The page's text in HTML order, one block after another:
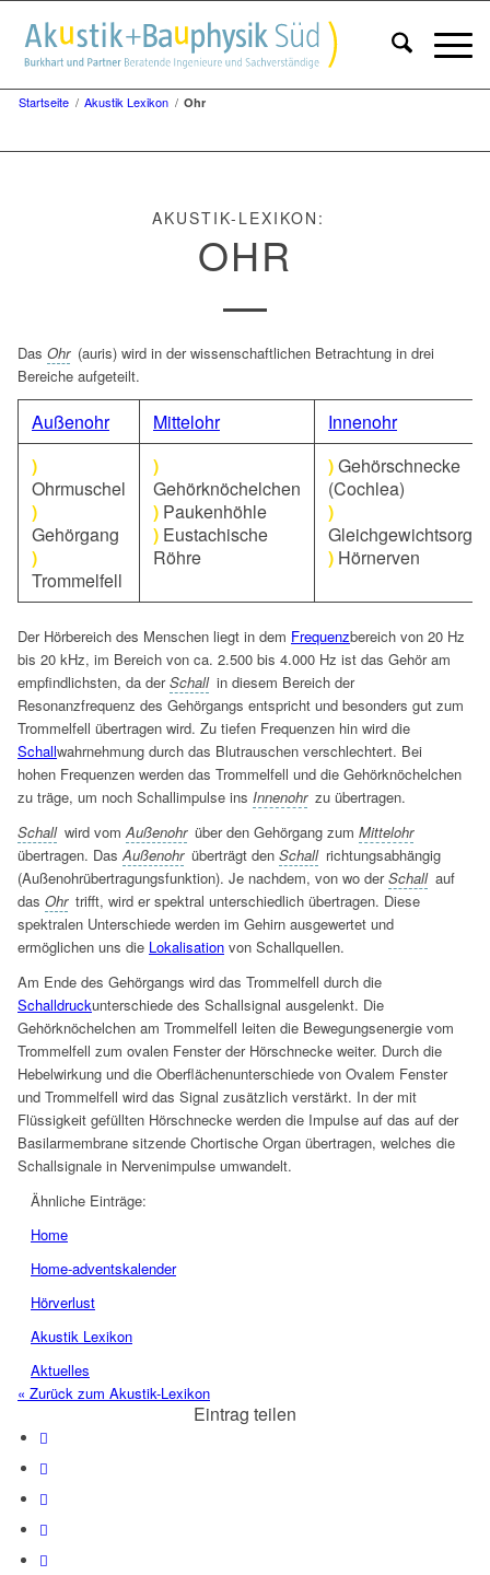
Startseite / Akustik Lexikon / Ohr
AKUSTIK-LEXIKON:
OHR
Das Ohr (auris) wird in der wissenschaftlichen Betrachtung in drei
Bereiche aufgeteilt.
Außenohr Mittelohr
Innenohr
)
Ohrmuschel
)
Gehörgang
)
Trommelfell
)
Gehörknöchelchen
) Paukenhöhle
) Eustachische
Röhre
)Gehörschnecke
(Cochlea)
)
) Hörnerven
Der Hörbereich des Menschen liegt in dem Frequenzbereich von 20 Hz
bis 20 kHz, im Bereich von ca. 2.500 bis 4.000 Hz ist das Gehör am
empfindlichsten, da derSchall in diesem Bereich der
Resonanzfrequenz des Gehörgangs entspricht und besonders gut zum
Trommelfell übertragen wird. Zu tiefen Frequenzen hin wird die
Schallwahrnehmung durch das Blutrauschen verschlechtert. Bei
hohen Frequenzen werden das Trommelfell und die Gehörknöchelchen
zu träge, um noch Schallimpulse ins Innenohr zu übertragen.
Schall wird vomAußenohr über den Gehörgang zum Mittelohr
übertragen. DasAußenohr überträgt den Schall richtungsabhängig
(Außenohrübertragungsfunktion). Je nachdem, von wo derSchall auf
das Ohr trifft, wird er spektral unterschiedlich übertragen. Diese
spektralen Unterschiede werden im Gehirn ausgewertet und
ermöglichen uns die Lokalisation von Schallquellen.
Am Ende des Gehörgangs wird das Trommelfell durch die
Schalldruckunterschiede des Schallsignal ausgelenkt. Die
Gehörknöchelchen am Trommelfell leiten die Bewegungsenergie vom
Trommelfell zum ovalen Fenster der Hörschnecke weiter. Durch die
Hebelwirkung und die Oberflächenunterschiede von Ovalem Fenster
und Trommelfell wird das Signal zusätzlich verstärkt. In der mit
Flüssigkeit gefüllten Hörschnecke werden die Impulse auf das auf der
Basilarmembrane sitzende Chortische Organ übertragen, welches die
Schallsignale in Nervenimpulse umwandelt.
Ähnliche Einträge:
Home
Home-adventskalender
Hörverlust
Akustik Lexikon
Aktuelles
« Zurück zum Akustik-Lexikon
Eintrag teilen